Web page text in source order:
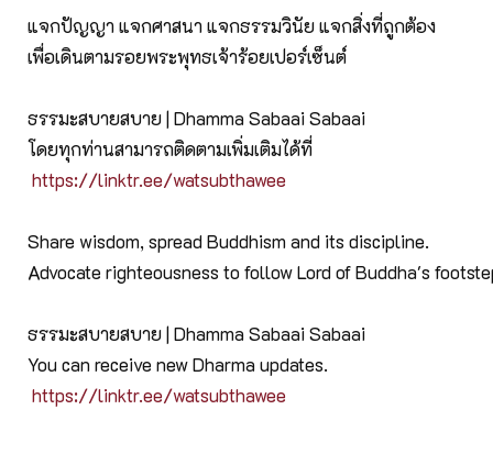
แจกปัญญา แจกศาสนา แจกธรรมวินัย แจกสิ่งที่ถูกต้อง
เพื่อเดินตามรอยพระพุทธเจ้าร้อยเปอร์เซ็นต์
ธรรมะสบายสบาย | Dhamma Sabaai Sabaai
โดยทุกท่านสามารถติดตามเพิ่มเติมได้ที่
https://linktr.ee/watsubthawee
Share wisdom, spread Buddhism and its discipline.
Advocate righteousness to follow Lord of Buddha's
ธรรมะสบายสบาย | Dhamma Sabaai Sabaai
You can receive new Dharma updates.
https://linktr.ee/watsubthawee